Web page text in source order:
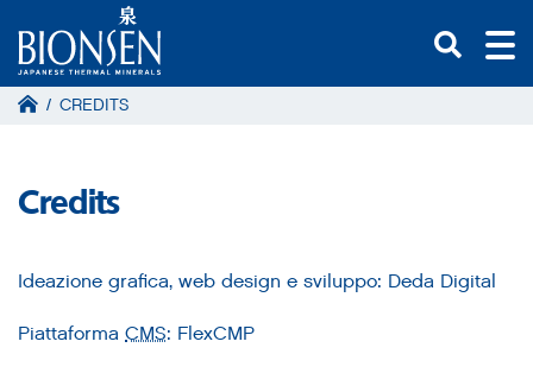
/ CREDITS
Credits
Ideazione grafica, web design e sviluppo: Deda Digital
Piattaforma CMS: FlexCMP